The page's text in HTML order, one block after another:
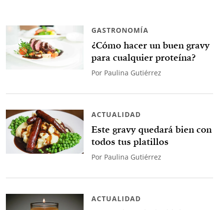
GASTRONOMÍA
¿Cómo hacer un buen gravy
para cualquier proteína?
Por Paulina Gutiérrez
ACTUALIDAD
Este gravy quedará bien con
todos tus platillos
Por Paulina Gutiérrez
ACTUALIDAD